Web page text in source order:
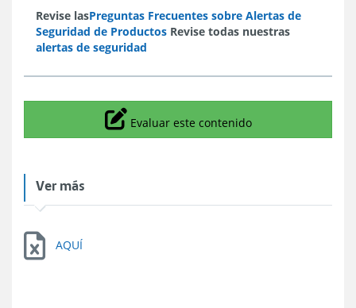
Revise lasPreguntas Frecuentes sobre Alertas de
Seguridad de Productos Revise todas nuestras
alertas de seguridad
Icono
Evaluar este contenido
Ver más
AQUÍ